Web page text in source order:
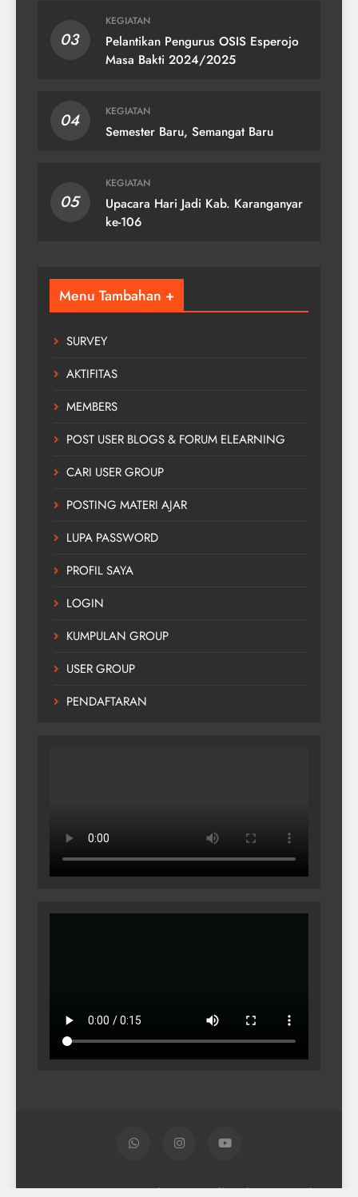
03
KEGIATAN
Pelantikan Pengurus OSIS Esperojo
Masa Bakti 2024/2025
04 KEGIATAN
Semester Baru, Semangat Baru
05
KEGIATAN
Upacara Hari Jadi Kab. Karanganyar
ke-106
Menu Tambahan +
SURVEY
AKTIFITAS
MEMBERS
POST USER BLOGS & FORUM ELEARNING
CARI USER GROUP
POSTING MATERI AJAR
LUPA PASSWORD
PROFIL SAYA
LOGIN
KUMPULAN GROUP
USER GROUP
PENDAFTARAN
© SMP Negeri 2 Gondangrejo - All Rights Reserved -